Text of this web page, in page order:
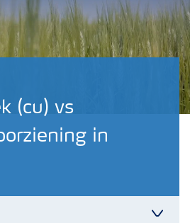
(cu) vs
in